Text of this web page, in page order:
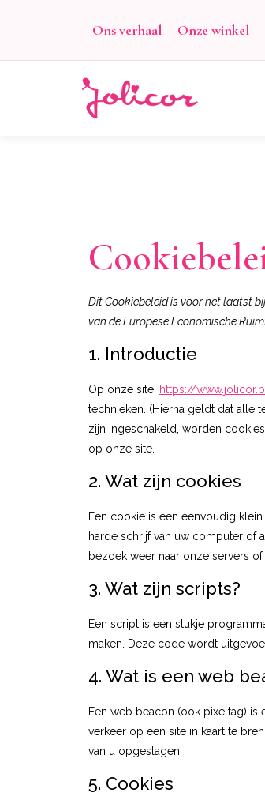
Ons verhaal Onze winkel
Dit Cookiebeleid is voor het laatst
van de Europese Economische
1. Introductie
Op onze site, https://
technieken. (Hierna geldt dat alle
zijn ingeschakeld, worden
op onze site.
2. Wat zijn cookies
Een cookie is een eenvoudig
harde schrijf van uw computer of
bezoek weer naar onze servers
3. Wat zijn scripts?
Een script is een stukje
maken. Deze code wordt
4. Wat is een web
Een web beacon (ook pixeltag)
verkeer op een site in kaart te
van u opgeslagen.
5. Cookies